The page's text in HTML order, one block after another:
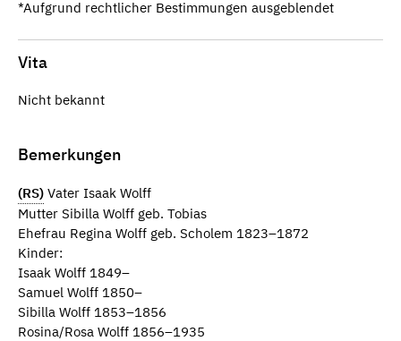
*Aufgrund rechtlicher Bestimmungen ausgeblendet
Vita
Nicht bekannt
Bemerkungen
(RS) Vater Isaak Wolff
Mutter Sibilla Wolff geb. Tobias
Ehefrau Regina Wolff geb. Scholem 1823–1872
Kinder:
Isaak Wolff 1849–
Samuel Wolff 1850–
Sibilla Wolff 1853–1856
Rosina/Rosa Wolff 1856–1935